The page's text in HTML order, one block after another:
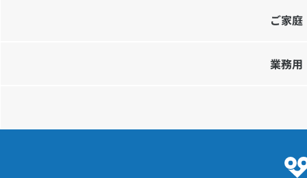
ご家
業務用